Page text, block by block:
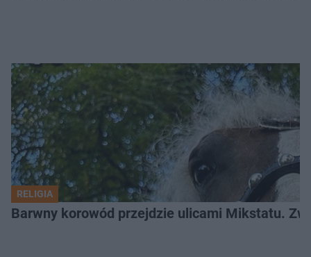
RELIGIA
Barwny korowód przejdzie ulicami Mikstatu.